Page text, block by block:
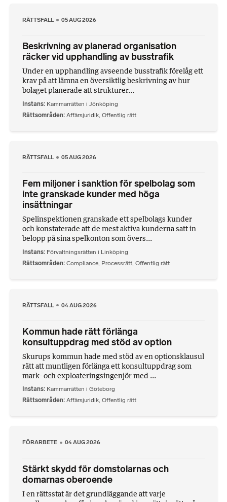
RÄTTSFALL 05 AUG 2026
Beskrivning av planerad organisation
räcker vid upphandling av busstrafik
Under en upphandling avseende busstrafik förelåg ett
krav på att lämna en översiktlig beskrivning av hur
bolaget planerade att strukturer...
Instans Kammarrätten i Jönköping
Rättsområden Affärsjuridik Offentlig rätt
RÄTTSFALL 05 AUG 2026
Fem miljoner i sanktion för spelbolag som
inte granskade kunder med höga
insättningar
Spelinspektionen granskade ett spelbolags kunder
och konstaterade att de mest aktiva kunderna satt in
belopp på sina spelkonton som övers...
Instans Förvaltningsrätten i Linköping
Rättsområden Compliance Processrätt Offentlig rätt
RÄTTSFALL 04 AUG 2026
Kommun hade rätt förlänga
konsultuppdrag med stöd av option
Skurups kommun hade med stöd av en optionsklausul
rätt att muntligen förlänga ett konsultuppdrag som
mark- och exploateringsingenjör med ...
Instans Kammarrätten i Göteborg
Rättsområden Affärsjuridik, Offentlig rätt
FÖRARBETE 04 AUG 2026
Stärkt skydd för domstolarnas och
domarnas oberoende
I en rättsstat är det grundläggande att varje